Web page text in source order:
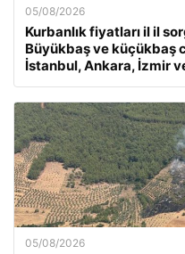
05/08/2026
Kurbanlık fiyatları il il
Büyükbaş ve küçükbaş
İstanbul, Ankara, İzmir
05/08/2026